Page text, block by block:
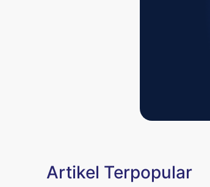
Artikel Terpopular